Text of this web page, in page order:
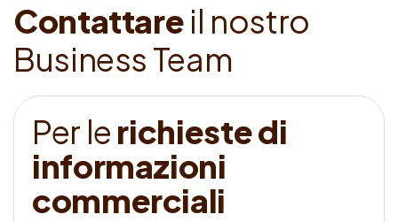
Contattare il nostro
Business Team
Per le richiestedi
informazioni
commerciali